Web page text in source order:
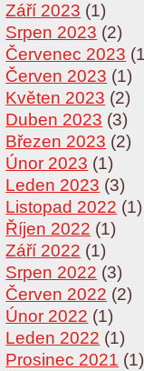
Září 2023 (1)
Srpen 2023 (2)
Červenec 2023
Červen 2023 (1)
Květen 2023 (2)
Duben 2023 (3)
Březen 2023 (2)
Únor 2023 (1)
Leden 2023 (3)
Listopad 2022 (1)
Říjen 2022 (1)
Září 2022 (1)
Srpen 2022 (3)
Červen 2022 (2)
Únor 2022 (1)
Leden 2022 (1)
Prosinec 2021 (1)